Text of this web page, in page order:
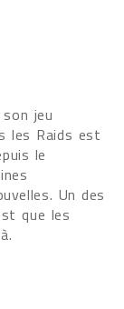
jeu
les Raids est
le
Un des
que les